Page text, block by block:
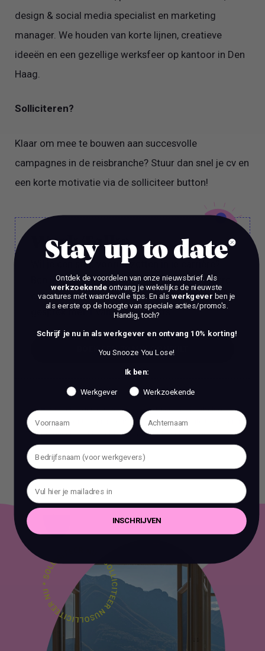
design & social media specialist en marketing
manager. We houden van korte lijnen, creatieve
ideeën en een gezellige werksfeer op kantoor in Den
Haag.
Solliciteren?
Klaar om mee te bouwen aan succesvolle
campagnes in de reisbranche? Stuur dan snel je cv en
een korte motivatie via de solliciteer button!
Work Talks
Wil je een stap vooruit zetten in je carrière?
Ben je op zoek naar meer dan alleen reguliere
coaching? Bij ons, Vacature Via, kun je dan in
gesprek met 1 van onze experts.
BOEK EEN 70 MIN CONSULT
BOEK EEN 70 MIN CONSULT
Het is verboden om zonder voorafgaande schriftelijke
toestemming content en informatie van deze website te kopiëren,
te reproduceren of te gebruiken voor commerciële doeleinden.
Stay up to date
Ontdek de voordelen van onze nieuwsbrief. Als
werkzoekendeontvang je wekelijks de nieuwste
vacatures mét waardevolle tips. En als werkgever ben je
als eerste op de hoogte van speciale acties/promo's.
Handig, toch?
Schrijf je nu in als werkgever en ontvang 10% korting!
You Snooze You Lose!
Ik ben:
Werkgever Werkzoekende
INSCHRIJVEN